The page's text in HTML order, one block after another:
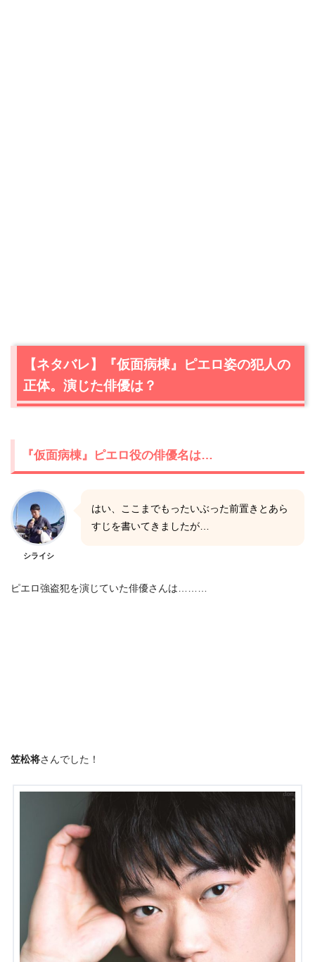
【ネタバレ】『仮面病棟』ピエロ姿の犯人の
正体。演じた俳優は？
『仮面病棟』ピエロ役の俳優名は…
シライシ
はい、ここまでもったいぶった前置きとあら
すじを書いてきましたが…
ピエロ強盗犯を演じていた俳優さんは………
笠松将さんでした！